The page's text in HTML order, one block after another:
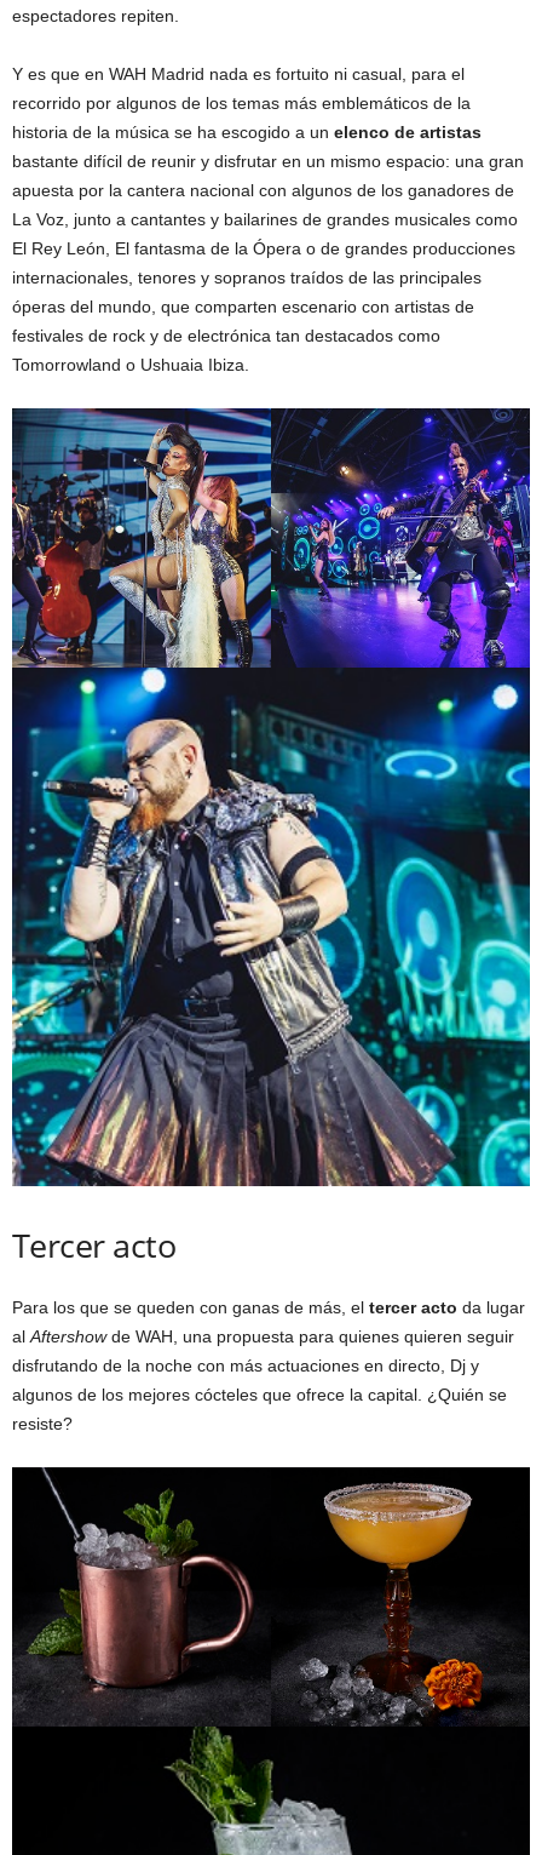
espectadores repiten.
Y es que en WAH Madrid nada es fortuito ni casual, para el
recorrido por algunos de los temas más emblemáticos de la
historia de la música se ha escogido a un elenco de artistas
bastante difícil de reunir y disfrutar en un mismo espacio: una gran
apuesta por la cantera nacional con algunos de los ganadores de
La Voz, junto a cantantes y bailarines de grandes musicales como
El Rey León, El fantasma de la Ópera o de grandes producciones
internacionales, tenores y sopranos traídos de las principales
óperas del mundo, que comparten escenario con artistas de
festivales de rock y de electrónica tan destacados como
Tomorrowland o Ushuaia Ibiza.
Tercer acto
Para los que se queden con ganas de más, el tercer acto da lugar
al Aftershowde WAH, una propuesta para quienes quieren seguir
disfrutando de la noche con más actuaciones en directo, Dj y
algunos de los mejores cócteles que ofrece la capital. ¿Quién se
resiste?